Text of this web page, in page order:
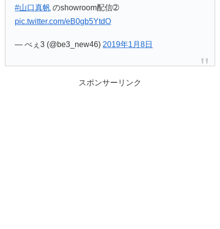
#山口真帆 のshowroom配信➁
pic.twitter.com/eB0gb5YtdO
— べぇ3 (@be3_new46) 2019年1月8日
スポンサーリンク